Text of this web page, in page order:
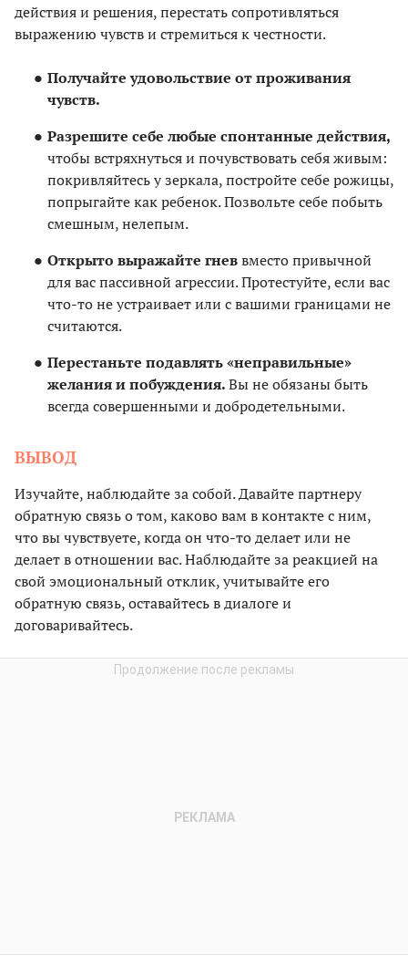
действия и решения, перестать сопротивляться
выражению чувств и стремиться к честности.
Получайте удовольствие от проживания
чувств.
Разрешите себе любые спонтанные действия,
чтобы встряхнуться и почувствовать себя живым:
покривляйтесь у зеркала, постройте себе рожицы,
попрыгайте как ребенок. Позвольте себе побыть
смешным, нелепым.
Открыто выражайте гневвместо привычной
для вас пассивной агрессии. Протестуйте, если вас
что-то не устраивает или с вашими границами не
считаются.
Перестаньте подавлять «неправильные»
желания и побуждения.Вы не обязаны быть
всегда совершенными и добродетельными.
ВЫВОД
Изучайте, наблюдайте за собой. Давайте партнеру
обратную связь о том, каково вам в контакте с ним,
что вы чувствуете, когда он что-то делает или не
делает в отношении вас. Наблюдайте за реакцией на
свой эмоциональный отклик, учитывайте его
обратную связь, оставайтесь в диалоге и
договаривайтесь.